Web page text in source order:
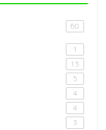
60
1
13
5
4
4
3